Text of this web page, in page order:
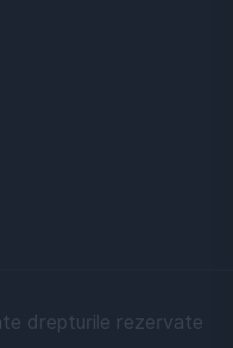
drepturile rezervate